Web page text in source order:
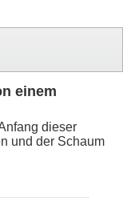
einem
dieser
und der Schaum